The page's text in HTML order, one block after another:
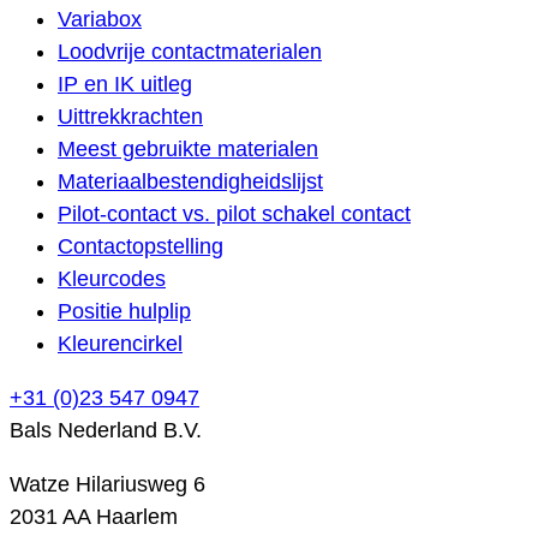
Variabox
Loodvrije contactmaterialen
IP en IK uitleg
Uittrekkrachten
Meest gebruikte materialen
Materiaalbestendigheidslijst
Pilot-contact vs. pilot schakel contact
Contactopstelling
Kleurcodes
Positie hulplip
Kleurencirkel
+31 (0)23 547 0947
Bals Nederland B.V.
Watze Hilariusweg 6
2031 AA Haarlem